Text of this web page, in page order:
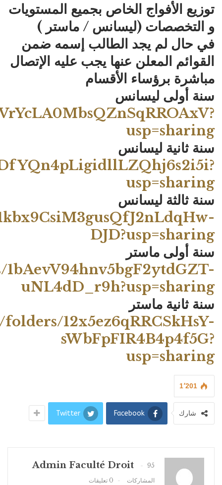
توزيع الأفواج الخاص بجميع المستويات
و التخصصات (ليسانس / ماستر )
في حال لم يجد الطالب إسمه ضمن
القوائم المعلن عنها يجب عليه الإتصال
مباشرة برؤساء الأقسام
سنة أولى ليسانس
usp=sharing
سنة ثانية ليسانس
usp=sharing
سنة ثالثة ليسانس
DJD?usp=sharing
سنة أولى ماستر
uNL4dD_r9h?usp=sharing
سنة ثانية ماستر
12x5ez6qRRCSkHsY-
sWbFpFIR4B4p4f5G?
usp=sharing
1٬201
شارك Facebook
Twitter
Admin Faculté Droit
95
المشاركات
0 تعليقات